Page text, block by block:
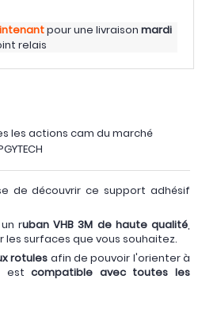
pour une livraison mardi
relais
les actions cam du marché
de découvrir ce support adhésif
ruban VHB 3M de haute qualité
les surfaces que vous souhaitez.
rotules afin de pouvoir l'orienter à
est compatible avec toutes les